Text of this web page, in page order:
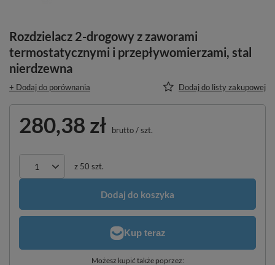
Rozdzielacz 2-drogowy z zaworami
termostatycznymi i przepływomierzami, stal
nierdzewna
+ Dodaj do porównania Dodaj do listy zakupowej
280,38 zł brutto/szt.
z 50 szt.
Dodaj do koszyka
Możesz kupić także poprzez: